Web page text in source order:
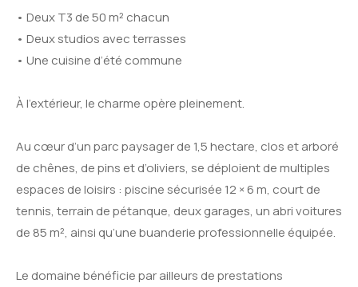
• Deux T3 de 50 m² chacun
• Deux studios avec terrasses
• Une cuisine d’été commune
À l’extérieur, le charme opère pleinement.
Au cœur d’un parc paysager de 1,5 hectare, clos et arboré
de chênes, de pins et d’oliviers, se déploient de multiples
espaces de loisirs : piscine sécurisée 12 × 6 m, court de
tennis, terrain de pétanque, deux garages, un abri voitures
de 85 m², ainsi qu’une buanderie professionnelle équipée.
Le domaine bénéficie par ailleurs de prestations